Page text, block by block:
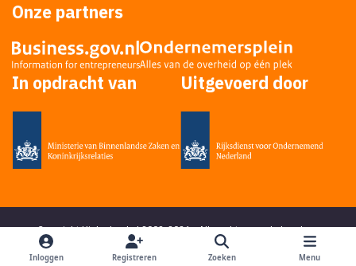
Onze partners
In opdracht van Uitgevoerd door
Copyright Higherlevel.nl 2002-2026 - Alle rechten voorbehouden -
Privacy statement
- Powered by &DoReply
en bedacht door
Inloggen Registreren Zoeken Menu